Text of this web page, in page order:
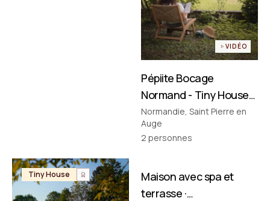
VIDÉO
Pépiite Bocage
Normand - Tiny House
avec Spa & Baignoire
Vintage en Normandie
Normandie, Saint Pierre en
Auge
2 personnes
Tiny House Maison de ville
Maison avec spa et
terrasse ·